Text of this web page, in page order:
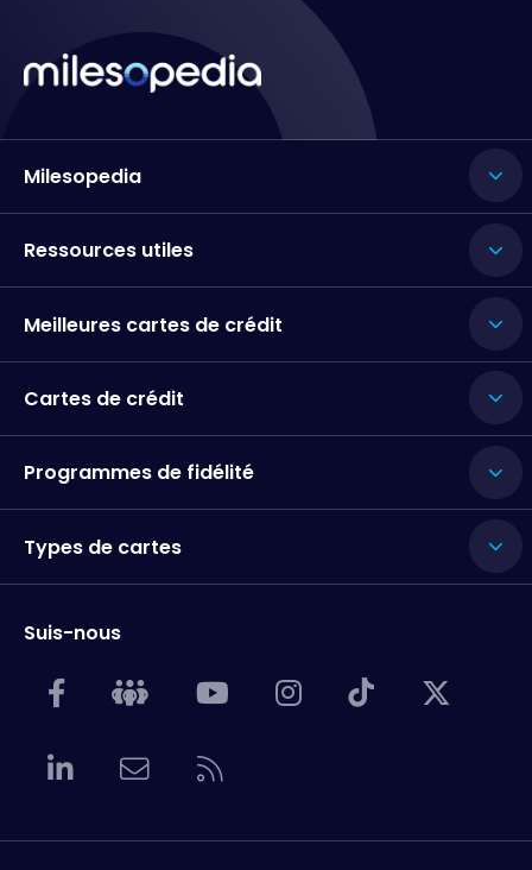
Milesopedia
Ressources utiles
Meilleures cartes de crédit
Cartes de crédit
Programmes de fidélité
Types de cartes
Suis-nous